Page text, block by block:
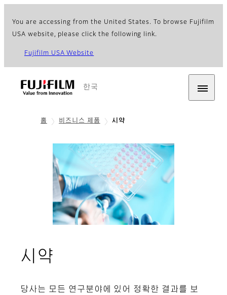
You are accessing from the United States. To browse Fujifilm
USA website, please click the following link.
Fujifilm USA Website
한국
홈 비즈니스 제품 시약
시약
당사는 모든 연구분야에 있어 정확한 결과를 보